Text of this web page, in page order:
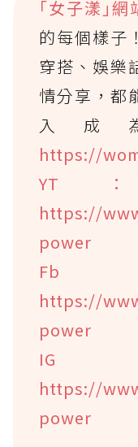
｢女子漾｣網
的每個樣子
穿搭、娛樂
情分享，都
入成
https://
YT
https://
power
https://
power
https://
power